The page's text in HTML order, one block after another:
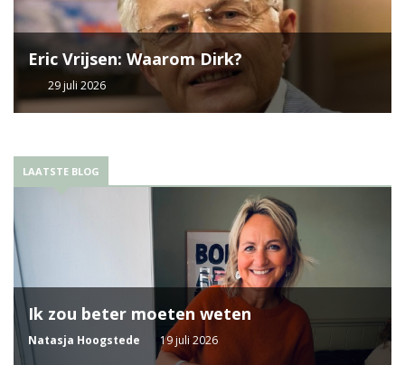
Eric Vrijsen: Waarom Dirk?
29 juli 2026
LAATSTE BLOG
Ik zou beter moeten weten
Natasja Hoogstede 19 juli 2026